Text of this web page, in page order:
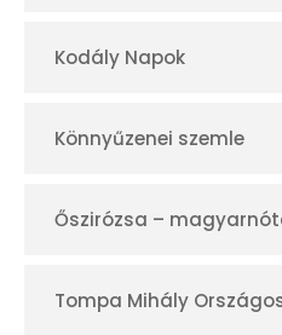
Kodály Napok
Könnyűzenei szemle
Őszirózsa –
Tompa Mihály